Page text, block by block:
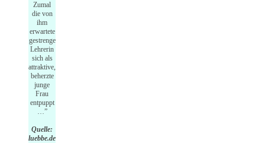
Zumal
die von
ihm
erwartete
gestrenge
Lehrerin
sich als
attraktive,
beherzte
junge
Frau
entpuppt
…”
Quelle:
luebbe.de